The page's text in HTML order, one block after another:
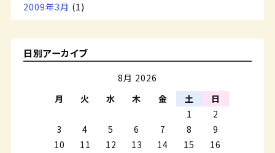
2009年3月 (1)
日別アーカイブ
8月 2026
月
火 水 木 金 土
日
1
2
3
4 5 6 7 8
9
10
11 12 13 14 15
16